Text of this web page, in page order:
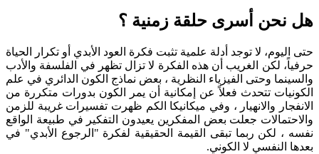
أسرى حلقة زمنية ؟
لا توجد أدلة علمية تثبت فكرة العود الأبدي أو تكرار الحياة
لكن الغريب أن هذه الفكرة لا تزال تظهر في الفلسفة والأدب
وحتى الفيزياء النظرية ، بعض نماذج الكون الدائري في علم
تتحدث فعلاً عن إمكانية أن يمر الكون بدورات متكررة من
والانهيار ، وفي ميكانيكا الكم ظهرت تفسيرات غريبة للزمن
جعلت بعض المفكرين يعيدون التفكير في طبيعة الواقع
لكن ربما تبقى القيمة الحقيقية لفكرة "الرجوع الأبدي" في
لا الكوني.